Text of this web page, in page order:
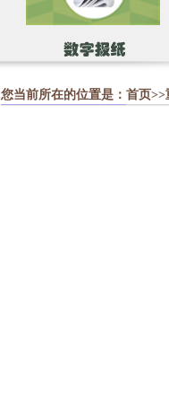
您当前所在的位置是： 首页>>